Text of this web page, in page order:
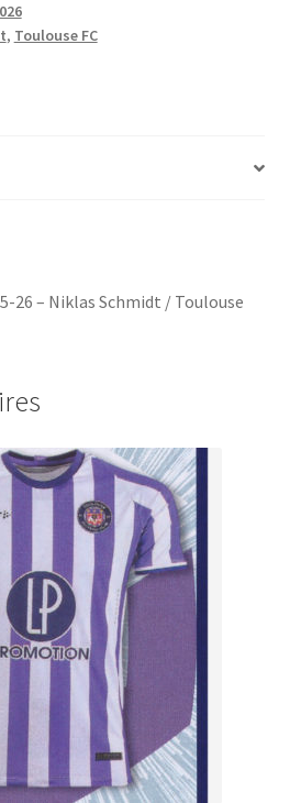
, Toulouse FC
26 – Niklas Schmidt / Toulouse